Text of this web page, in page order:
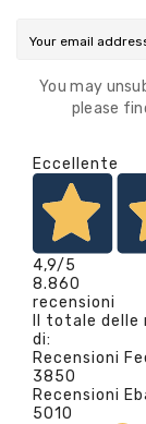
You may
please
Eccellente
4,9/5
8.860
recensioni
Il totale
di:
Recensioni
3850
Recensioni
5010